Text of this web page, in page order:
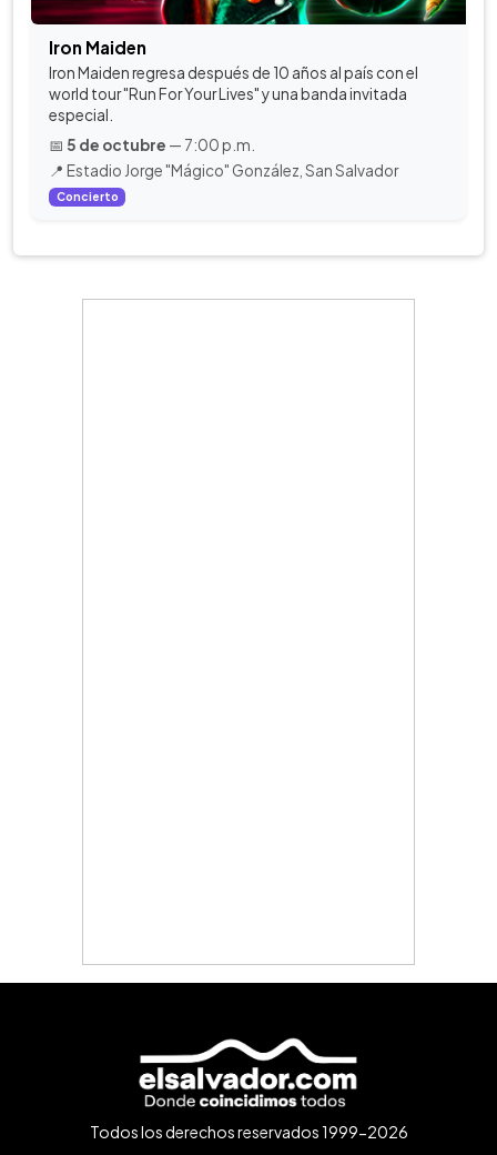
Iron Maiden
Iron Maiden regresa después de 10 años al país con el
world tour "Run For Your Lives" y una banda invitada
especial.
📅 5 de octubre — 7:00 p.m.
📍 Estadio Jorge "Mágico" González, San Salvador
Concierto
Todos los derechos reservados 1999-2026